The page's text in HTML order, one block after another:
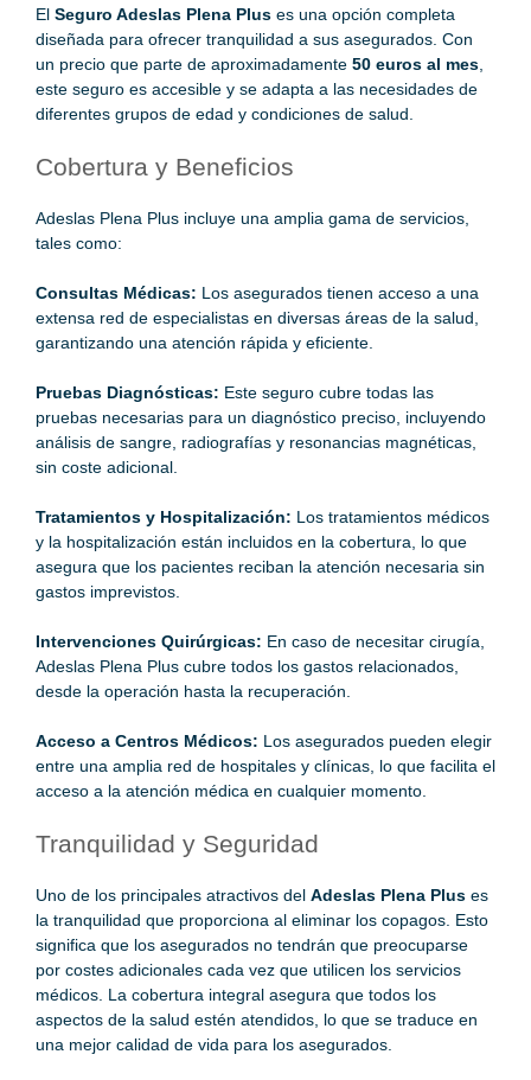
El Seguro Adeslas Plena Plus es una opción completa
diseñada para ofrecer tranquilidad a sus asegurados. Con
un precio que parte de aproximadamente 50 euros al mes
este seguro es accesible y se adapta a las necesidades de
diferentes grupos de edad y condiciones de salud.
Cobertura y Beneficios
Adeslas Plena Plus incluye una amplia gama de servicios,
tales como:
Consultas Médicas: Los asegurados tienen acceso a una
extensa red de especialistas en diversas áreas de la salud,
garantizando una atención rápida y eficiente.
Pruebas Diagnósticas: Este seguro cubre todas las
pruebas necesarias para un diagnóstico preciso, incluyendo
análisis de sangre, radiografías y resonancias magnéticas,
sin coste adicional.
Tratamientos y Hospitalización: Los tratamientos médicos
y la hospitalización están incluidos en la cobertura, lo que
asegura que los pacientes reciban la atención necesaria sin
gastos imprevistos.
Intervenciones Quirúrgicas: En caso de necesitar cirugía,
Adeslas Plena Plus cubre todos los gastos relacionados,
desde la operación hasta la recuperación.
Acceso a Centros Médicos: Los asegurados pueden elegir
entre una amplia red de hospitales y clínicas, lo que facilita el
acceso a la atención médica en cualquier momento.
Tranquilidad y Seguridad
Uno de los principales atractivos del Adeslas Plena Plus es
la tranquilidad que proporciona al eliminar los copagos. Esto
significa que los asegurados no tendrán que preocuparse
por costes adicionales cada vez que utilicen los servicios
médicos. La cobertura integral asegura que todos los
aspectos de la salud estén atendidos, lo que se traduce en
una mejor calidad de vida para los asegurados.